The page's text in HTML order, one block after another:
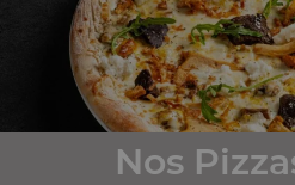
Nos